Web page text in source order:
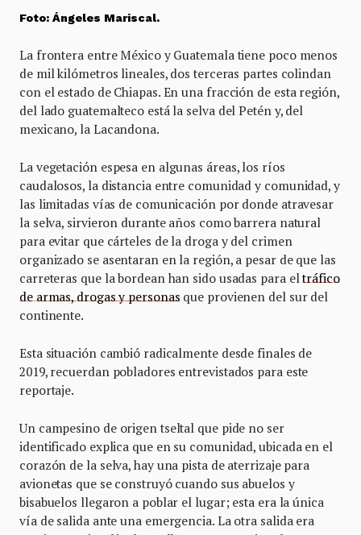
Foto: Ángeles Mariscal.
La frontera entre México y Guatemala tiene poco menos
de mil kilómetros lineales, dos terceras partes colindan
con el estado de Chiapas. En una fracción de esta región,
del lado guatemalteco está la selva del Petén y, del
mexicano, la Lacandona.
La vegetación espesa en algunas áreas, los ríos
caudalosos, la distancia entre comunidad y comunidad, y
las limitadas vías de comunicación por donde atravesar
la selva, sirvieron durante años como barrera natural
para evitar que cárteles de la droga y del crimen
organizado se asentaran en la región, a pesar de que las
carreteras que la bordean han sido usadas para eltráfico
de armas, drogas y personas que provienen del sur del
continente.
Esta situación cambió radicalmente desde finales de
2019, recuerdan pobladores entrevistados para este
reportaje.
Un campesino de origen tseltal que pide no ser
identificado explica que en su comunidad, ubicada en el
corazón de la selva, hay una pista de aterrizaje para
avionetas que se construyó cuando sus abuelos y
bisabuelos llegaron a poblar el lugar; esta era la única
vía de salida ante una emergencia. La otra salida era